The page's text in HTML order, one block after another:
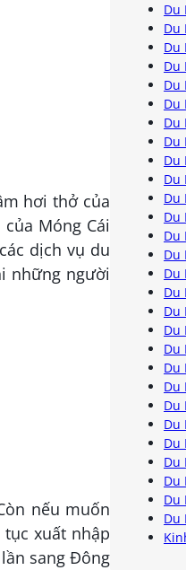
hơi thở của
Móng Cái
dịch vụ du
những người
nếu muốn
xuất nhập
sang Đông
Du
Du
Du
Du
Du
Du
Du
Du
Du
Du
Du
Du
Du
Du
Du
Du
Du
Du
Du
Du
Du
Du
Du
Du
Du
Du
Du
Du